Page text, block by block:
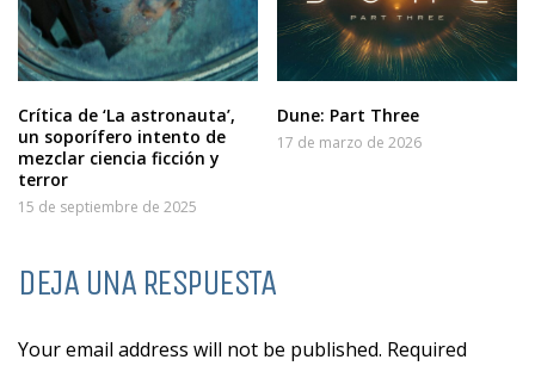
Crítica de ‘La astronauta’,
un soporífero intento de
mezclar ciencia ficción y
terror
15 de septiembre de 2025
Dune: Part Three
17 de marzo de 2026
DEJA UNA RESPUESTA
Your email address will not be published. Required